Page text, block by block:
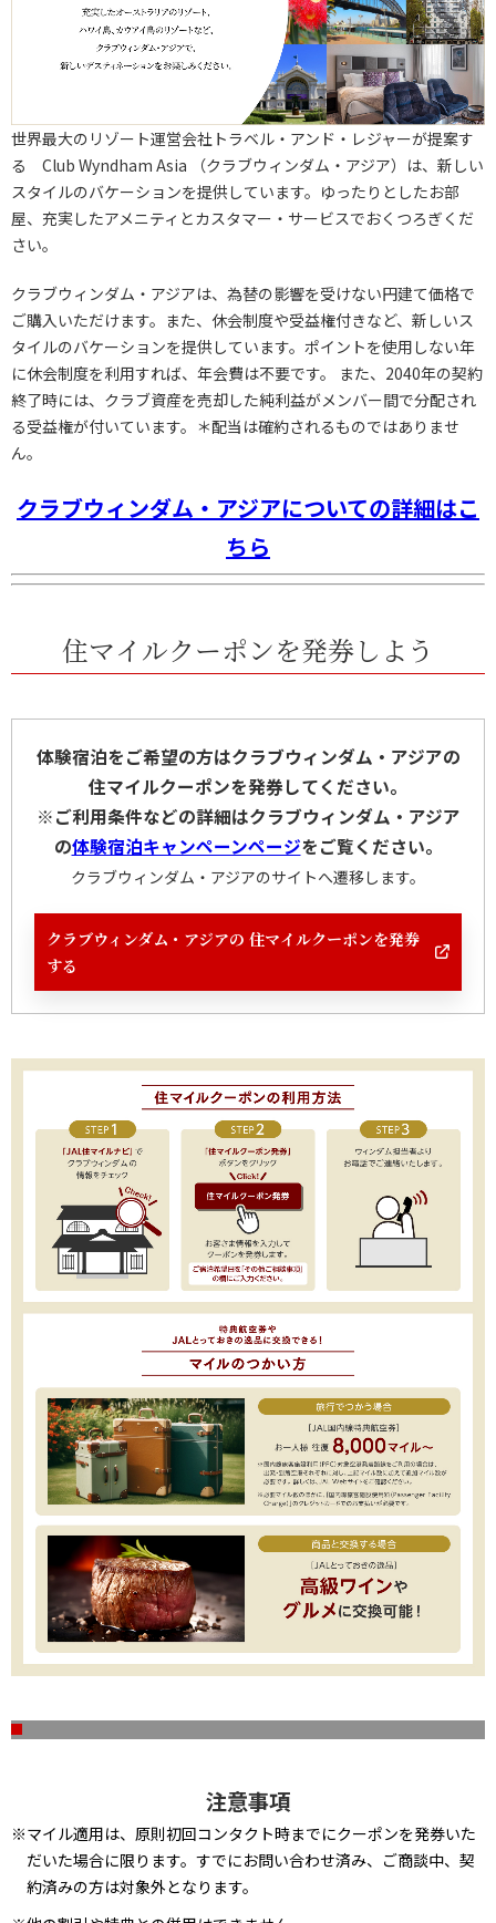
世界最大のリゾート運営会社トラベル・アンド・レジャーが提案す
る Club Wyndham Asia （クラブウィンダム・アジア）は、新しい
スタイルのバケーションを提供しています。ゆったりとしたお部
屋、充実したアメニティとカスタマー・サービスでおくつろぎくだ
さい。
クラブウィンダム・アジアは、為替の影響を受けない円建て価格で
ご購入いただけます。また、休会制度や受益権付きなど、新しいス
タイルのバケーションを提供しています。ポイントを使用しない年
に休会制度を利用すれば、年会費は不要です。 また、2040年の契約
終了時には、クラブ資産を売却した純利益がメンバー間で分配され
る受益権が付いています。＊配当は確約されるものではありませ
ん。
クラブウィンダム・アジアについての詳細はこ
ちら
住マイルクーポンを発券しよう
体験宿泊をご希望の方はクラブウィンダム・アジアの
住マイルクーポンを発券してください。
※ご利用条件などの詳細はクラブウィンダム・アジア
の体験宿泊キャンペーンページをご覧ください。
クラブウィンダム・アジアのサイトへ遷移します。
クラブウィンダム・アジアの 住マイルクーポンを発券
する
注意事項
※マイル適用は、原則初回コンタクト時までにクーポンを発券いた
だいた場合に限ります。すでにお問い合わせ済み、ご商談中、契
約済みの方は対象外となります。